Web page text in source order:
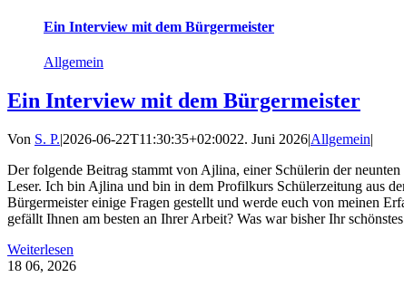
Ein Interview mit dem Bürgermeister
Allgemein
Ein Interview mit dem Bürgermeister
Von S. P.|2026-06-22T11:30:35+02:0022. Juni 2026|Allgemein|
Der folgende Beitrag stammt von Ajlina, einer Schülerin der
Leser. Ich bin Ajlina und bin in dem Profilkurs Schülerzeitung aus
Bürgermeister einige Fragen gestellt und werde euch von meinen
gefällt Ihnen am besten an Ihrer Arbeit? Was war bisher Ihr
Weiterlesen
18 06, 2026